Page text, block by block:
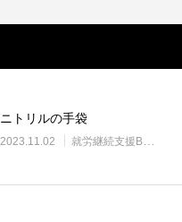
ニトリルの手袋
2023.11.02 就労継続支援B型・ニコサービス